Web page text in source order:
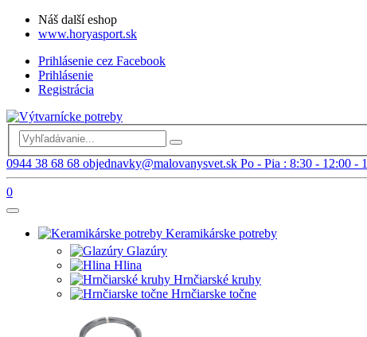
Náš další eshop
www.horyasport.sk
Prihlásenie cez Facebook
Prihlásenie
Registrácia
0944 38 68 68 objednavky@malovanysvet.sk Po - Pia : 8:30 - 12:00 -
0
Keramikárske potreby
Glazúry
Hlina
Hrnčiarské kruhy
Hrnčiarske točne